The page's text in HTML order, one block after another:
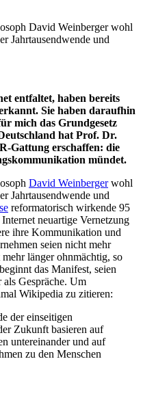
David Weinberger wohl
Jahrtausendwende und
entfaltet, haben bereits
Sie haben daraufhin
mich das Grundgesetz
hat Prof. Dr.
Gattung erschaffen: die
mündet.
David Weinbergerwohl
Jahrtausendwende und
reformatorisch wirkende 95
neuartige Vernetzung
ihre Kommunikation und
seien nicht mehr
länger ohnmächtig, so
das Manifest, seien
als Gespräche. Um
Wikipedia zu zitieren:
der einseitigen
Zukunft basieren auf
untereinander und auf
zu den Menschen